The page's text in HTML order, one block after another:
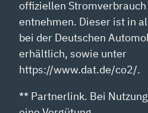
offiziellen
entnehmen. Dieser ist in
bei der Deutschen
erhältlich, sowie unter
https://www.dat.de/co2/.
** Partnerlink. Bei